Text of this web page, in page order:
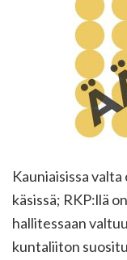
Kauniaisissa
käsissä; RKP:llä
hallitessaan
kuntaliiton